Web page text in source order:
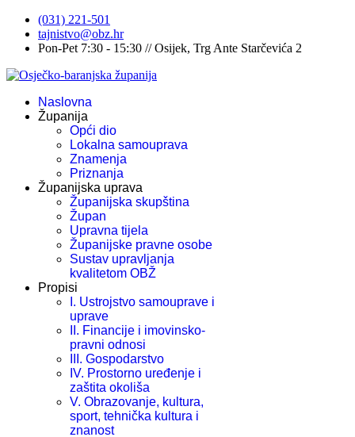
(031) 221-501
tajnistvo@obz.hr
Pon-Pet 7:30 - 15:30 // Osijek, Trg Ante Starčevića 2
Naslovna
Županija
Opći dio
Lokalna samouprava
Znamenja
Priznanja
Županijska uprava
Županijska skupština
Župan
Upravna tijela
Županijske pravne osobe
Sustav upravljanja
kvalitetom OBŽ
Propisi
I. Ustrojstvo samouprave i
uprave
II. Financije i imovinsko-
pravni odnosi
III. Gospodarstvo
IV. Prostorno uređenje i
zaštita okoliša
V. Obrazovanje, kultura,
sport, tehnička kultura i
znanost